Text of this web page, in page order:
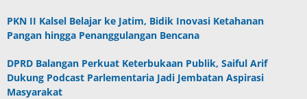
PKN II Kalsel Belajar ke Jatim, Bidik Inovasi Ketahanan
Pangan hingga Penanggulangan Bencana
DPRD Balangan Perkuat Keterbukaan Publik, Saiful Arif
Dukung Podcast Parlementaria Jadi Jembatan Aspirasi
Masyarakat